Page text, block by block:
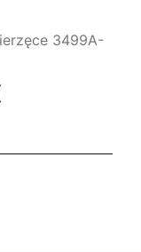
3499A-